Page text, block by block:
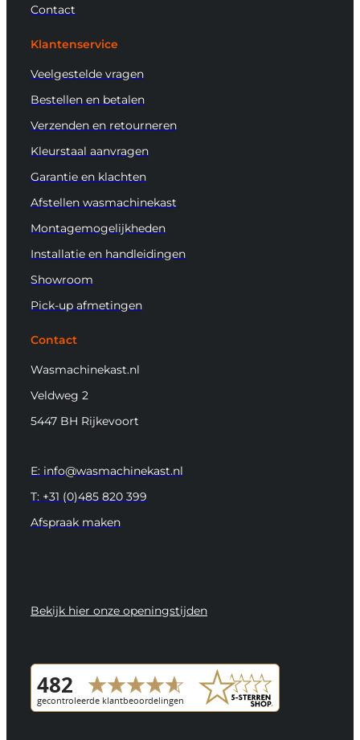
Contact
Klantenservice
Veelgestelde vragen
Bestellen en betalen
Verzenden en retourneren
Kleurstaal aanvragen
Garantie en klachten
Afstellen wasmachinekast
Montagemogelijkheden
Installatie en handleidingen
Showroom
Pick-up afmetingen
Contact
Wasmachinekast.nl
Veldweg 2
5447 BH Rijkevoort
E: info@wasmachinekast.nl
T: +31 (0)485 820 399
Afspraak maken
Bekijk hier onze openingstijden